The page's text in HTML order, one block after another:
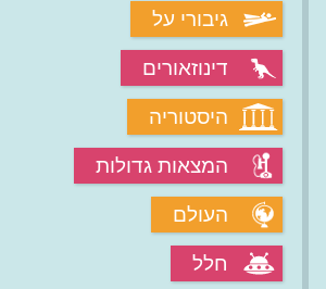
גיבורי על
דינוזאורים
היסטוריה
המצאות גדולות
העולם
חלל
מי המציא את האוזניות מסננות הרעשים?